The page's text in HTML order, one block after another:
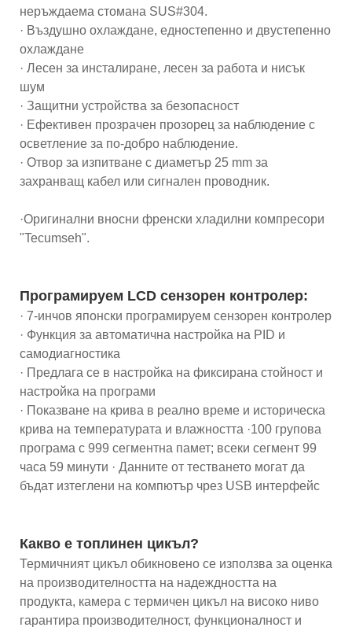
неръждаема стомана SUS#304.
· Въздушно охлаждане, едностепенно и двустепенно
охлаждане
· Лесен за инсталиране, лесен за работа и нисък
шум
· Защитни устройства за безопасност
· Ефективен прозрачен прозорец за наблюдение с
осветление за по-добро наблюдение.
· Отвор за изпитване с диаметър 25 mm за
захранващ кабел или сигнален проводник.
·Оригинални вносни френски хладилни компресори
"Tecumseh".
Програмируем LCD сензорен контролер:
· 7-инчов японски програмируем сензорен контролер
· Функция за автоматична настройка на PID и
самодиагностика
· Предлага се в настройка на фиксирана стойност и
настройка на програми
· Показване на крива в реално време и историческа
крива на температурата и влажността ·100 групова
програма с 999 сегментна памет; всеки сегмент 99
часа 59 минути · Данните от тестването могат да
бъдат изтеглени на компютър чрез USB интерфейс
Какво е топлинен цикъл?
Термичният цикъл обикновено се използва за оценка
на производителността на надеждността на
продукта, камера с термичен цикъл на високо ниво
гарантира производителност, функционалност и